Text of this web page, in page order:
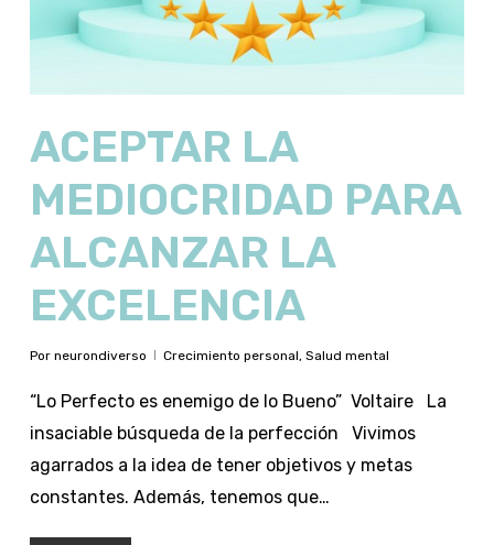
ACEPTAR LA
MEDIOCRIDAD PARA
ALCANZAR LA
EXCELENCIA
Por neurondiverso Crecimiento personal, Salud mental
“Lo Perfecto es enemigo de lo Bueno” Voltaire La
insaciable búsqueda de la perfección Vivimos
agarrados a la idea de tener objetivos y metas
constantes. Además, tenemos que…